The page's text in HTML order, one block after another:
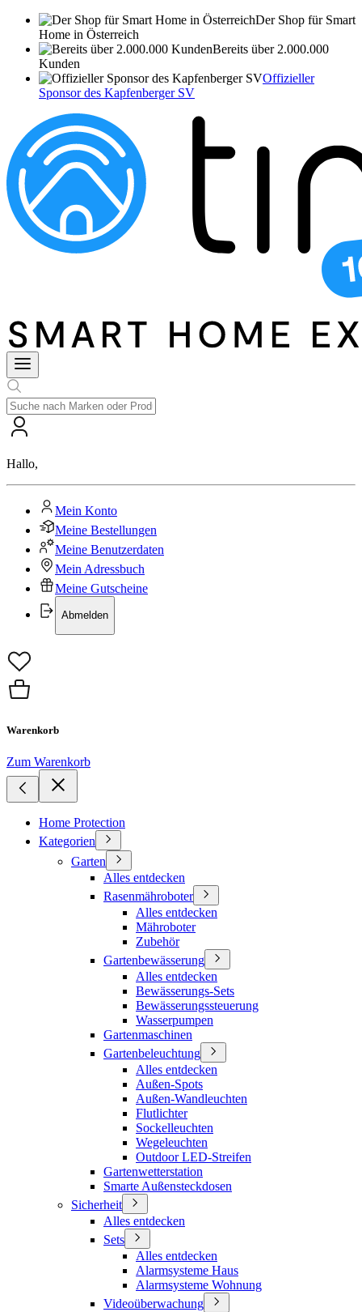
Der Shop für Smart
Home in Österreich
Bereits über 2.000.000
Kunden
Offizieller
Sponsor des Kapfenberger SV
Hallo,
Mein Konto
Meine Bestellungen
Meine Benutzerdaten
Mein Adressbuch
Meine Gutscheine
Abmelden
Warenkorb
Zum Warenkorb
Home Protection
Kategorien
Garten
Alles entdecken
Rasenmähroboter
Alles entdecken
Mähroboter
Zubehör
Gartenbewässerung
Alles entdecken
Bewässerungs-Sets
Bewässerungssteuerung
Wasserpumpen
Gartenmaschinen
Gartenbeleuchtung
Alles entdecken
Außen-Spots
Außen-Wandleuchten
Flutlichter
Sockelleuchten
Wegeleuchten
Outdoor LED-Streifen
Gartenwetterstation
Smarte Außensteckdosen
Sicherheit
Alles entdecken
Sets
Alles entdecken
Alarmsysteme Haus
Alarmsysteme Wohnung
Videoüberwachung